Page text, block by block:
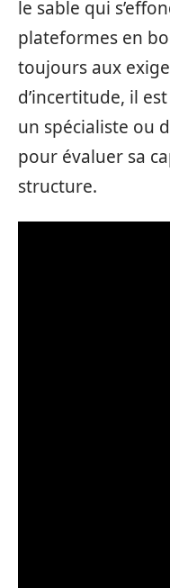
le sable qui
plateformes en
toujours aux
d’incertitude, il
un spécialiste ou
pour évaluer sa
structure.